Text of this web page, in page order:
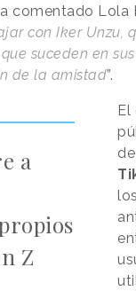
comentado Lola
con Iker Unzu,
suceden en
de la amistad”.
a
Z
de